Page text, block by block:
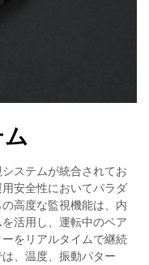
ステムが統合されてお
安全性においてパラダ
高度な監視機能は、内
活用し、運転中のベア
をリアルタイムで継続
、温度、振動パター